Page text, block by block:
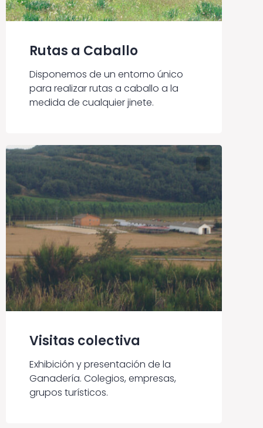
Rutas a Caballo
Disponemos de un entorno único
para realizar rutas a caballo a la
medida de cualquier jinete.
Visitas colectiva
Exhibición y presentación de la
Ganadería. Colegios, empresas,
grupos turísticos.